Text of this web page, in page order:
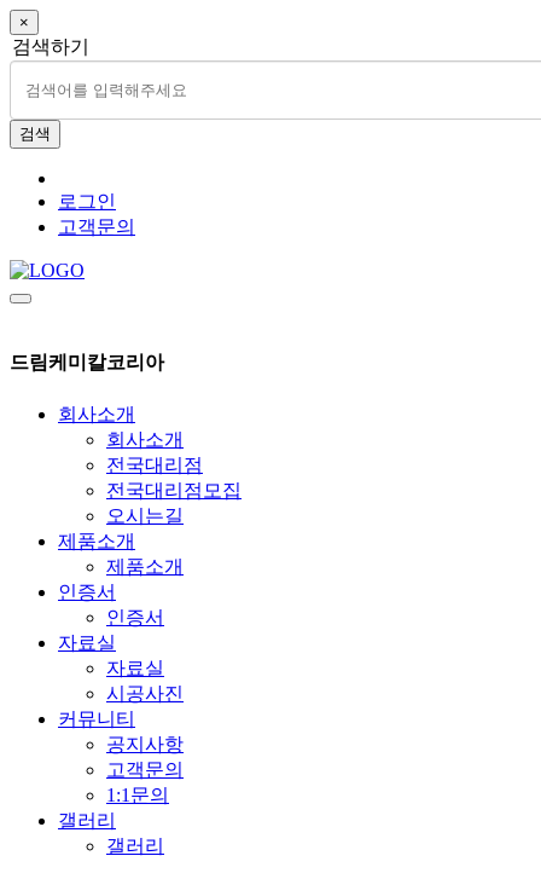
×
검색하기
검색
로그인
고객문의
드림케미칼코리아
회사소개
회사소개
전국대리점
전국대리점모집
오시는길
제품소개
제품소개
인증서
인증서
자료실
자료실
시공사진
커뮤니티
공지사항
고객문의
1:1문의
갤러리
갤러리